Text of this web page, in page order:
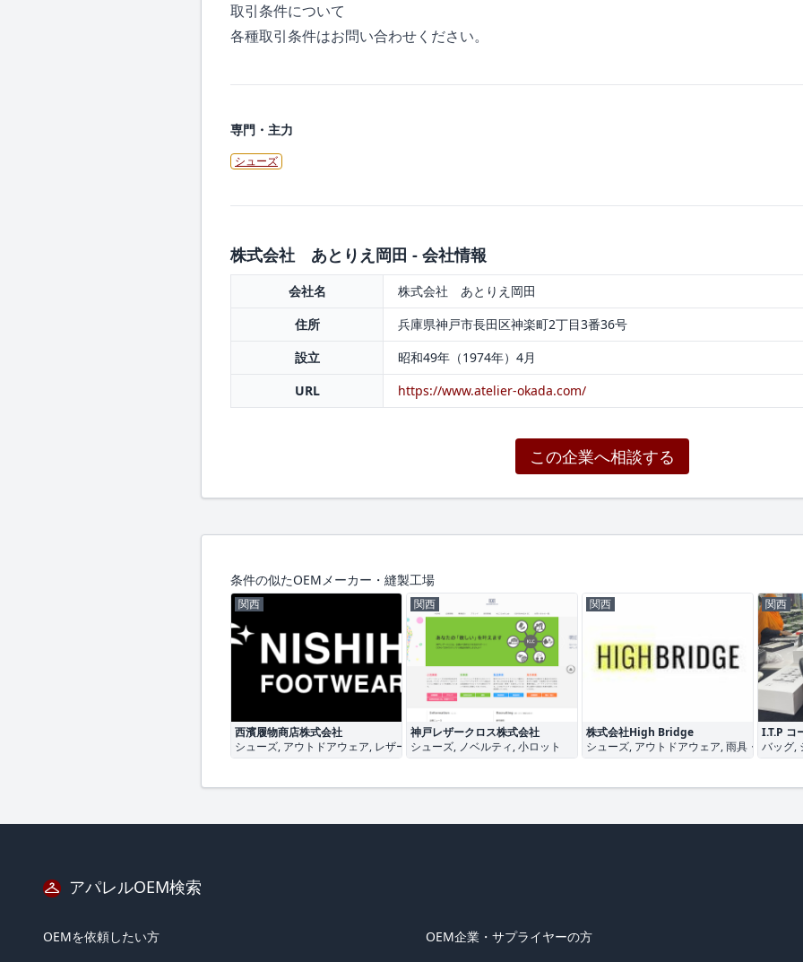
取引条件について
各種取引条件はお問い合わせください。
専門・主力
シューズ
株式会社 あとりえ岡田 - 会社情報
会社名
株式会社 あとりえ岡田
住所
兵庫県神戸市長田区神楽町2丁目3番36号
設立
昭和49年（1974年）4月
URL
https://www.atelier-okada.com/
この企業へ相談する
条件の似たOEMメーカー・縫製工場
関西
西濱履物商店株式会社
シューズ, アウトドアウェア, レザー・革製品
関西
神戸レザークロス株式会社
シューズ, ノベルティ, 小ロット
関西
株式会社High Bridge
シューズ, アウトドアウェア, 雨具・レイン
関西
I.T.P コ
バッグ,
アパレルOEM検索
OEMを依頼したい方
OEM企業・サプライヤーの方